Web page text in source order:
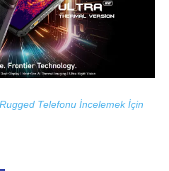
Telefonu İncelemek İçin